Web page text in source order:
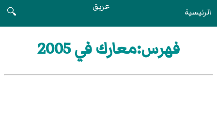
الرئيسية عريق
🔍
فهرس:معارك في 2005